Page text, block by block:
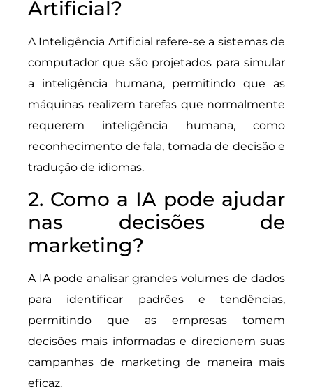
Artificial?
A Inteligência Artificial refere-se a sistemas de
computador que são projetados para simular
a inteligência humana, permitindo que as
máquinas realizem tarefas que normalmente
requerem inteligência humana, como
reconhecimento de fala, tomada de decisão e
tradução de idiomas.
2. Como a IA pode ajudar
nas decisões de
marketing?
A IA pode analisar grandes volumes de dados
para identificar padrões e tendências,
permitindo que as empresas tomem
decisões mais informadas e direcionem suas
campanhas de marketing de maneira mais
eficaz.